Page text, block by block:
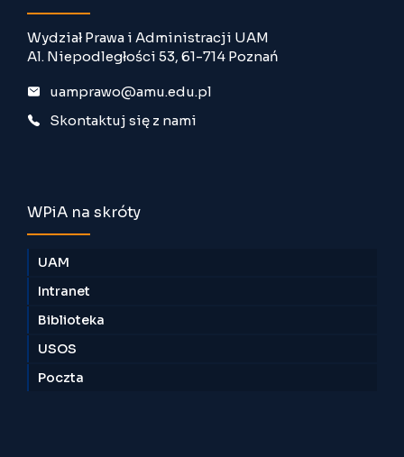
Wydział Prawa i Administracji UAM
Al. Niepodległości 53, 61-714 Poznań
uamprawo@amu.edu.pl
Skontaktuj się z nami
WPiA na skróty
UAM
Intranet
Biblioteka
USOS
Poczta